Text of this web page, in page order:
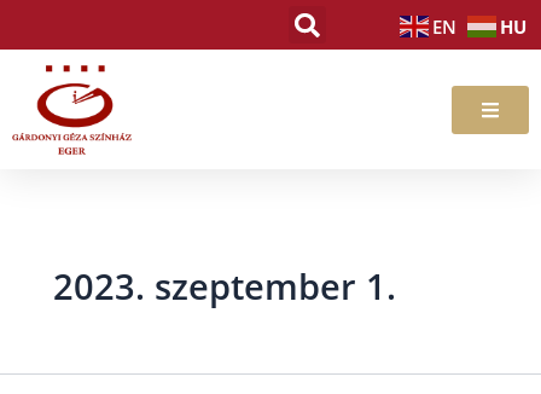
content
EN HU
2023. szeptember 1.